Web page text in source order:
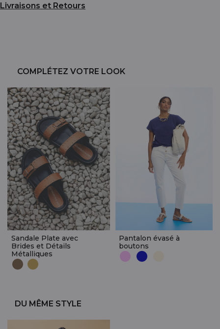
Livraisons et Retours
COMPLÉTEZ VOTRE LOOK
Sandale Plate avec
Brides et Détails
Métalliques
Pantalon évasé à
boutons
DU MÊME STYLE